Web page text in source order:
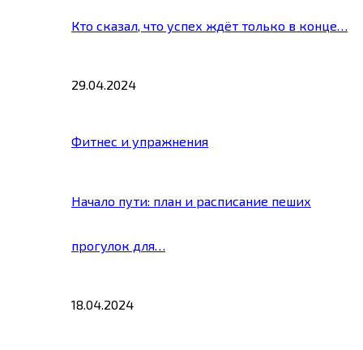
Кто сказал, что успех ждёт только в конце…
29.04.2024
Фитнес и упражнения
Начало пути: план и расписание пеших
прогулок для…
18.04.2024